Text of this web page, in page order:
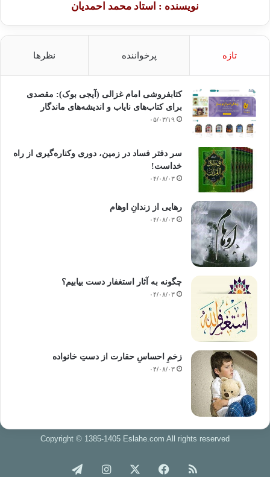
نویسنده : استاد محمد احمدیان
تازه پرخواننده نظرها
کتابفروشی امام غزالی (آیجی بوک): مقصدی
برای کتاب‌های نایاب و اندیشه‌های ماندگار
۰۵/۰۳/۱۹
سر دفتر فساد در زمین‌، دوری وکناره‌گیری از راه
خداست‌!
۰۴/۰۸/۰۳
رهایی از زندانِ اوهام
۰۴/۰۸/۰۳
چگونه به آثار استغفار دست بیابیم؟
۰۴/۰۸/۰۳
زخمِ احساسِ حقارت از دستِ خانواده
۰۴/۰۸/۰۳
Copyright © 1385-1405 Eslahe.com All rights reserved
خوراک فیس اینستاگرام